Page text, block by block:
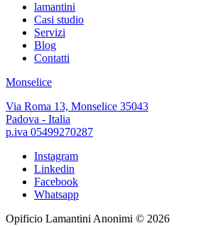
lamantini
Casi studio
Servizi
Blog
Contatti
Monselice
Via Roma 13, Monselice 35043
Padova - Italia
p.iva 05499270287
Instagram
Linkedin
Facebook
Whatsapp
Opificio Lamantini Anonimi © 2026